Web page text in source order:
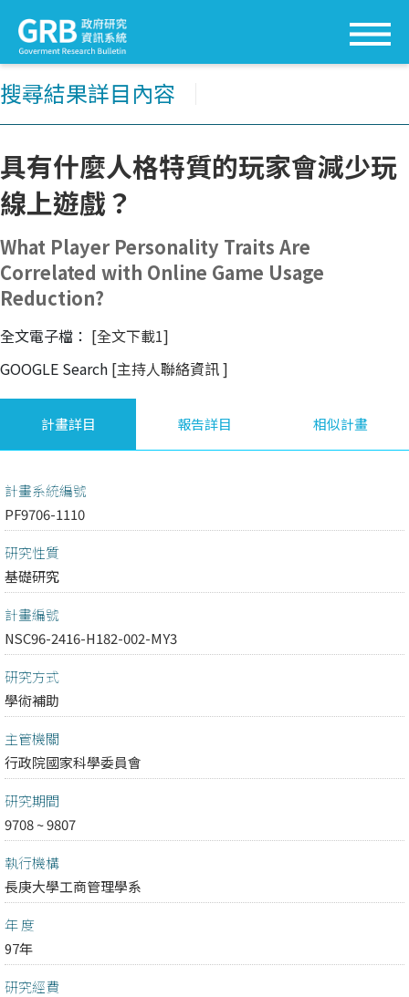
搜尋結果詳目內容
具有什麼人格特質的玩家會減少玩
線上遊戲？
What Player Personality Traits Are
Correlated with Online Game Usage
Reduction?
全文電子檔： [全文下載1]
GOOGLE Search [主持人聯絡資訊]
計畫詳目 報告詳目 相似計畫
計畫系統編號
PF9706-1110
研究性質
基礎研究
計畫編號
NSC96-2416-H182-002-MY3
研究方式
學術補助
主管機關
行政院國家科學委員會
研究期間
9708 ~ 9807
執行機構
長庚大學工商管理學系
年 度
97年
研究經費